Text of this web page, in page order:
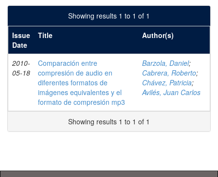
Showing results 1 to 1 of 1
Issue
Date
Title Author(s)
2010-
05-18
Comparación entre
compresión de audio en
diferentes formatos de
imágenes equivalentes y el
formato de compresión mp3
Barzola, Daniel;
Cabrera, Roberto;
Chávez, Patricia;
Avilés, Juan Carlos
Showing results 1 to 1 of 1